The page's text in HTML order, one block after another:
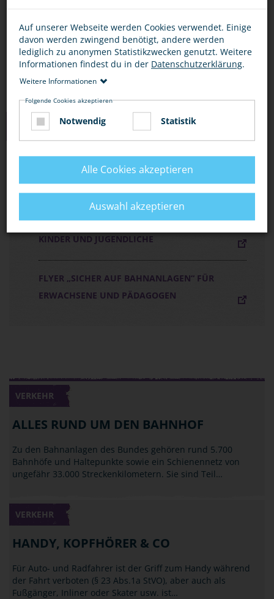
Wenn Gefahr droht, rufe die 110 oder nutze eine
Notrufsäule am Bahnhof.
MEDIEN ZUM THEMA
FLYER „MIT DER BAHN UNTERWEGS, ABER
SICHER!“
FLYER „SICHER AUF BAHNANLAGEN“ FÜR
KINDER UND JUGENDLICHE
FLYER „SICHER AUF BAHNANLAGEN“ FÜR
ERWACHSENE UND PÄDAGOGEN
VERKEHR
ALLES RUND UM DEN BAHNHOF
Zu den Bahnanlagen des Bundes gehören rund 5.700
Bahnhöfe und Haltepunkte sowie ein Schienennetz von
ungefähr 33.000 Streckenkilometern. Sie sind Teil…
VERKEHR
HANDY, KOPFHÖRER & CO
Für Auto- und Radfahrer ist der Griff zum Handy während
der Fahrt verboten (§ 23 Abs.1a StVO), aber auch als
Fußgänger, Inliner oder Skater usw. ist…
Auf unserer Webseite werden Cookies verwendet. Einige
davon werden zwingend benötigt, andere werden
lediglich zu anonymen Statistikzwecken genutzt. Weitere
Informationen findest du in der Datenschutzerklärung.
Weitere Informationen
Folgende Cookies akzeptieren
Notwendig Statistik
Alle Cookies akzeptieren
Auswahl akzeptieren